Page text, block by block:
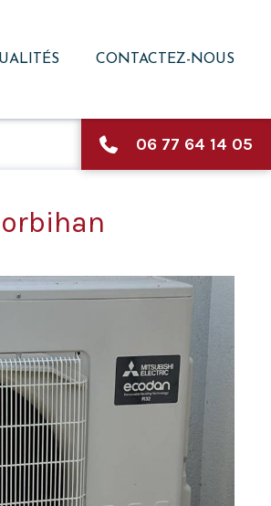
CONTACTEZ-NOUS
06 77 64 14 05